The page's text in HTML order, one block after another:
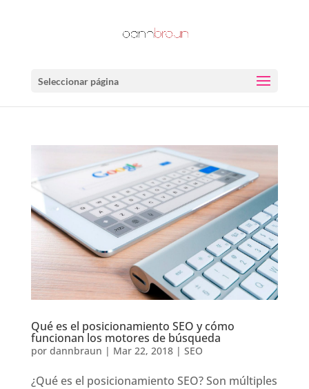
Seleccionar página
Qué es el posicionamiento SEO y cómo
funcionan los motores de búsqueda
por dannbraun | Mar 22, 2018| SEO
¿Qué es el posicionamiento SEO? Son múltiples